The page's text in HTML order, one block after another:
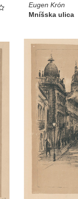
Eugen Krón
Mníšska ulica